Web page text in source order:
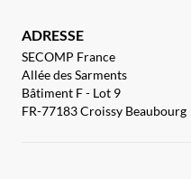
ADRESSE
SECOMP France
Allée des Sarments
Bâtiment F - Lot 9
FR-77183 Croissy Beaubourg